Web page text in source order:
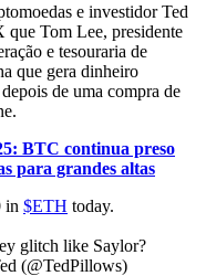
e investidor Ted
que Tom Lee, presidente
e tesouraria de
que gera dinheiro
de uma compra de
BTC continua preso
para grandes altas
in $ETH today.
glitch like Saylor?
(@TedPillows)